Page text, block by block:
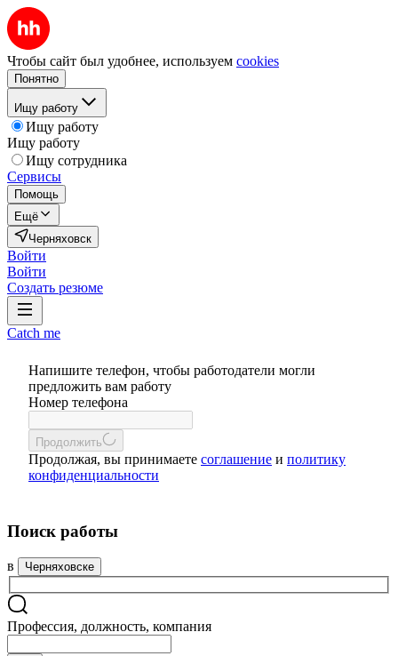
Чтобы сайт был удобнее, используем cookies
Понятно
Ищу работу
Ищу работу
Ищу работу
Ищу сотрудника
Сервисы
Помощь
Ещё
Черняховск
Войти
Войти
Создать резюме
Catch me
Напишите телефон, чтобы работодатели могли
предложить вам работу
Номер телефона
Продолжить
Продолжая, вы принимаете соглашение и политику
конфиденциальности
Поиск работы
в Черняховске
Профессия, должность, компания